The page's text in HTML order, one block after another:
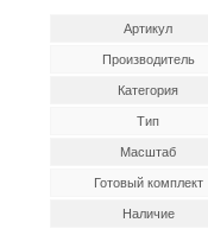
Артикул
Производитель
Категория
Тип
Масштаб
Готовый комплект
Наличие